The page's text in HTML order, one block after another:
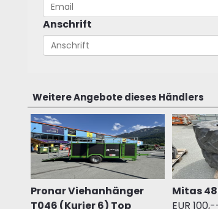
Anschrift
Weitere Angebote dieses Händlers
Pronar Viehanhänger
T046 (Kurier 6) Top
Mitas
EUR